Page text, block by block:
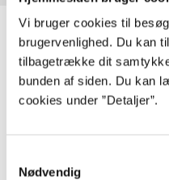
Vi bruger cookies til
brugervenlighed. Du kan
tilbagetrække dit
bunden af siden. Du kan
cookies under ”Detaljer”.
Nødvendig
Artikler
Alle registrerede artikler